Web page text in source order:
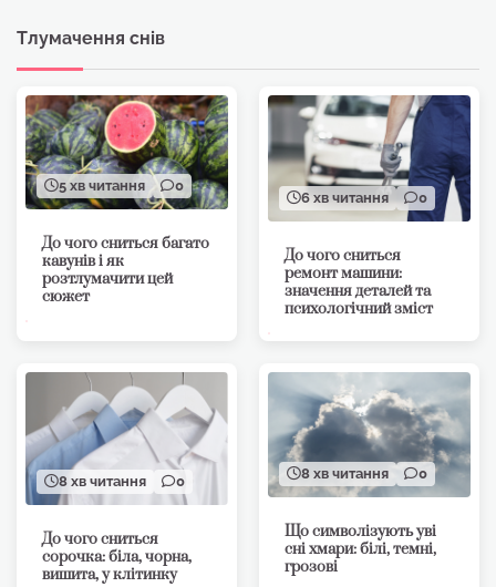
Тлумачення снів
5 хв читання 0
До чого сниться багато
кавунів і як
розтлумачити цей
сюжет
6 хв читання 0
До чого сниться
ремонт машини:
значення деталей та
психологічний зміст
8 хв читання 0
До чого сниться
сорочка: біла, чорна,
вишита, у клітинку
8 хв читання 0
Що символізують уві
сні хмари: білі, темні,
грозові